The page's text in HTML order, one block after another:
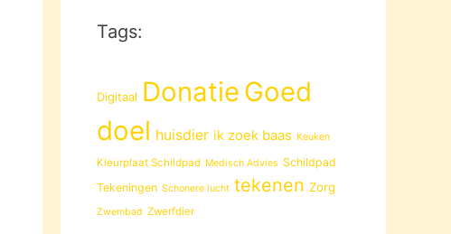
Tags:
Digitaal Donatie Goed
doel huisdier ik zoek baas Keuken
Kleurplaat Schildpad Medisch Advies Schildpad
Tekeningen Schonere lucht tekenen Zorg
Zwembad Zwerfdier